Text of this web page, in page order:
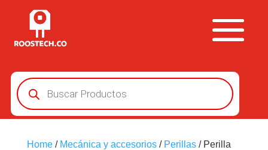
Búsqueda
de
productos
Home/ Mecánica y accesorios/ Perillas/ Perilla